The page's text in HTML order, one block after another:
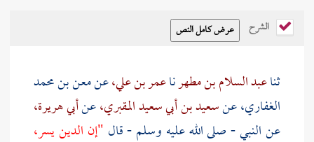
الشرح
ثناعبد السلام بن مطهرناعمر بن علي،عنمعن بن محمد
الغفاري،عنسعيد بن أبي سعيد المقبري،عنأبي هريرة،
عن النبي - صلى الله عليه وسلم - قال "إن الدين يسر،